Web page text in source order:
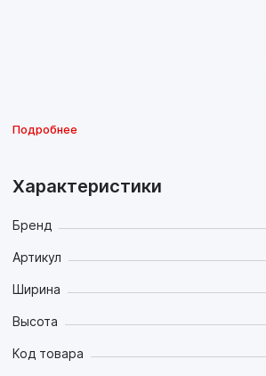
Подробнее
Характеристики
Бренд
Артикул
Ширина
Высота
Код товара